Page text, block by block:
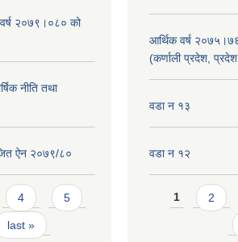
२०७९।०८० को
नीति तथा
ऐन २०७९/८०
4 5
last »
आर्थिक वर्ष
(कर्णाली प्रदेश,
वडा न १३
वडा न १२
Pages
1 2